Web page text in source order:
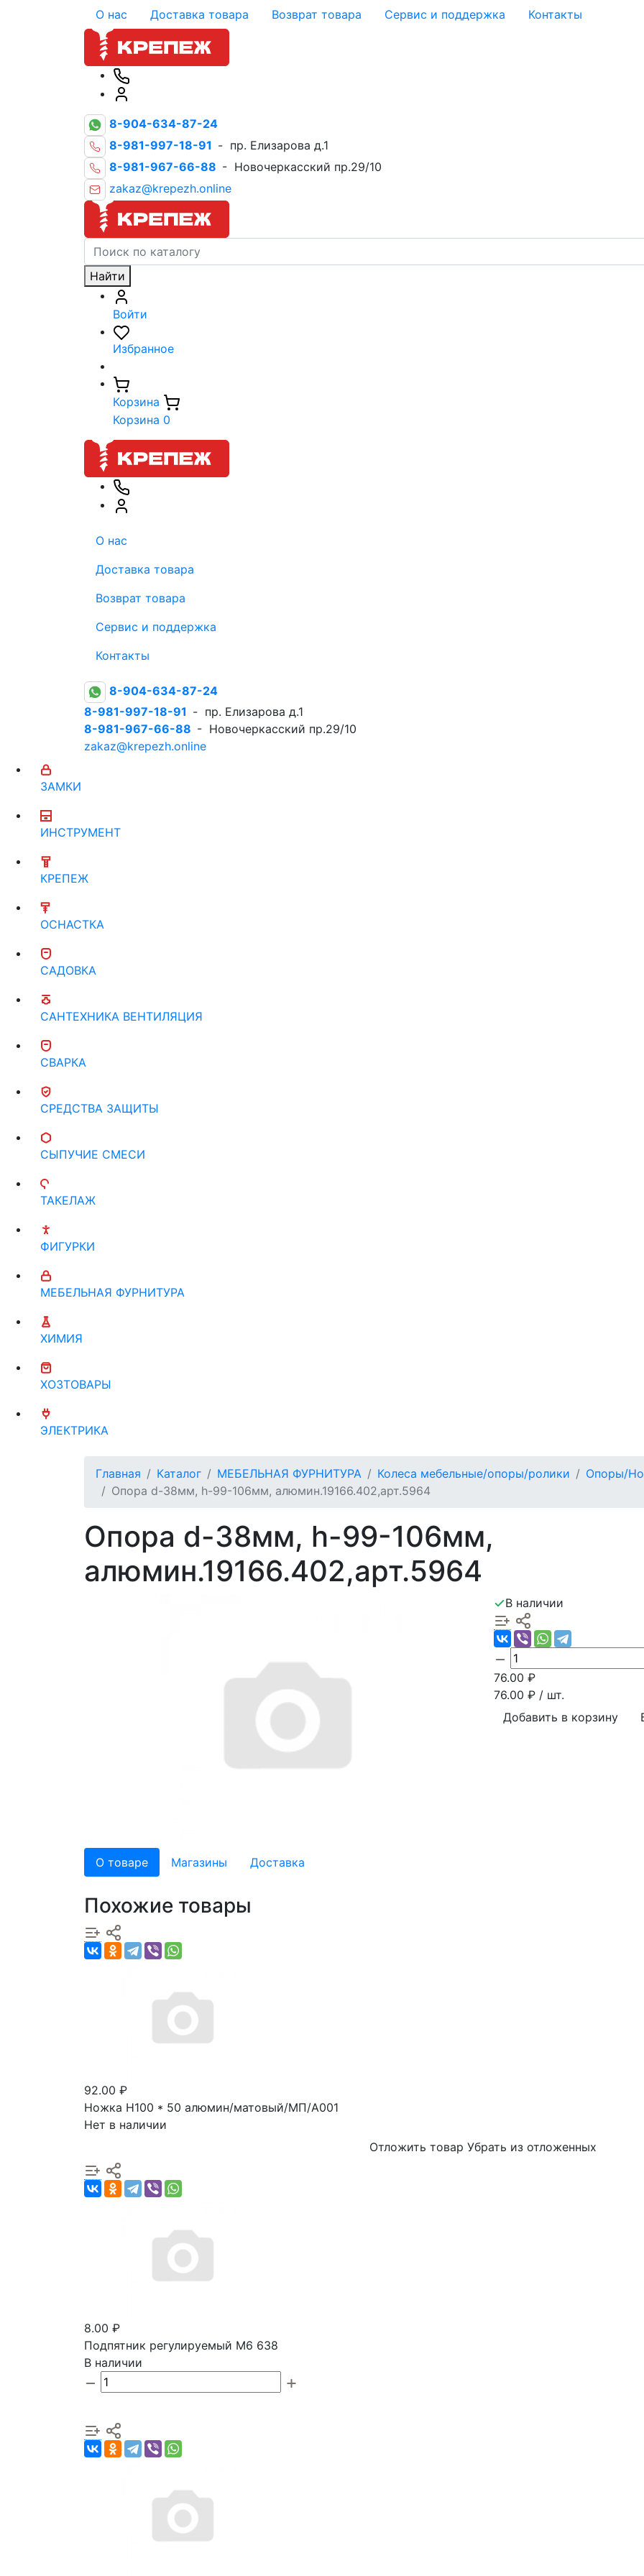
О нас Доставка товара Возврат товара Сервис и поддержка Контакты
8-904-634-87-24
8-981-997-18-91 - пр. Елизарова д.1
8-981-967-66-88 - Новочеркасский пр.29/10
zakaz@krepezh.online
Найти
Войти
Избранное
Корзина
Корзина 0
О нас
Доставка товара
Возврат товара
Сервис и поддержка
Контакты
8-904-634-87-24
8-981-997-18-91 - пр. Елизарова д.1
8-981-967-66-88 - Новочеркасский пр.29/10
zakaz@krepezh.online
ЗАМКИ
ИНСТРУМЕНТ
КРЕПЕЖ
ОСНАСТКА
САДОВКА
САНТЕХНИКА ВЕНТИЛЯЦИЯ
СВАРКА
СРЕДСТВА ЗАЩИТЫ
СЫПУЧИЕ СМЕСИ
ТАКЕЛАЖ
ФИГУРКИ
МЕБЕЛЬНАЯ ФУРНИТУРА
ХИМИЯ
ХОЗТОВАРЫ
ЭЛЕКТРИКА
Главная Каталог МЕБЕЛЬНАЯ ФУРНИТУРА Колеса мебельные/опоры/ролики
Опоры/
Опора d-38мм, h-99-106мм, алюмин.19166.402,арт.5964
Опора d-38мм, h-99-106мм,
алюмин.19166.402,арт.5964
В наличии
76.00 ₽
76.00 ₽ / шт.
Добавить в корзину
О товаре Магазины Доставка
Похожие товары
92.00 ₽
Ножка Н100 * 50 алюмин/матовый/МП/А001
Нет в наличии
Отложить товар Убрать из отложенных
8.00 ₽
Подпятник регулируемый М6 638
В наличии